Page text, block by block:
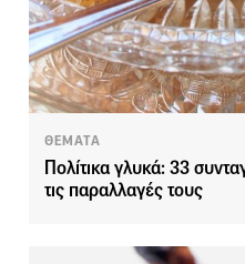
ΘΕΜΑΤΑ
Πολίτικα γλυκά: 33
τις παραλλαγές τους